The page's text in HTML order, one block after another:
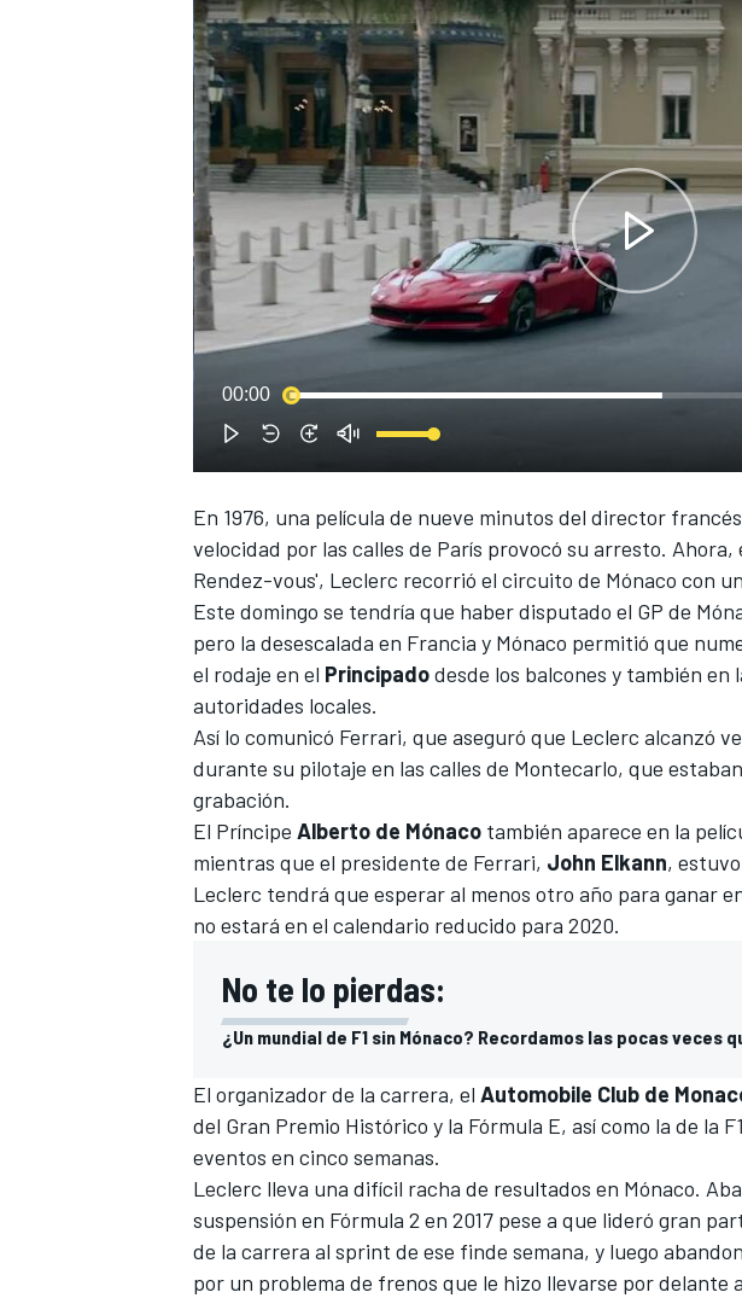
WEC FÓRMULA E
00:00
En 1976, una película de nueve minutos del director francés
velocidad por las calles de París provocó su arresto. Ahora,
Rendez-vous', Leclerc recorrió el circuito de Mónaco con un
Este domingo se tendría que haber disputado el GP de
pero la desescalada en Francia y Mónaco permitió que
el rodaje en el Principadodesde los balcones y también en
autoridades locales.
Así lo comunicó Ferrari, que aseguró que Leclerc alcanzó
durante su pilotaje en las calles de Montecarlo, que
grabación.
El Príncipe Alberto de Mónaco también aparece en la
mientras que el presidente de Ferrari, John Elkann,
Leclerc tendrá que esperar al menos otro año para ganar
no estará en el calendario reducido para 2020.
No te lo pierdas:
¿Un mundial de F1 sin Mónaco? Recordamos las pocas veces
El organizador de la carrera, el Automobile Club de
del Gran Premio Histórico y la Fórmula E, así como la de la
eventos en cinco semanas.
Leclerc lleva una difícil racha de resultados en Mónaco.
suspensión en Fórmula 2 en 2017 pese a que lideró gran
de la carrera al sprint de ese finde semana, y luego
por un problema de frenos que le hizo llevarse por delante